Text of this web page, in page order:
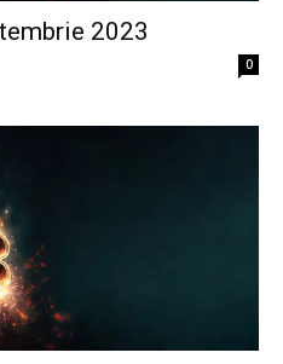
2023
0